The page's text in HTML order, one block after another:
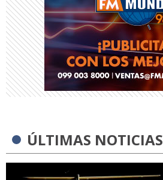
ÚLTIMAS NOTICIAS